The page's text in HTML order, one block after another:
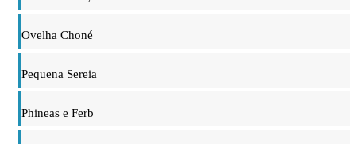
Ovelha Choné
Pequena Sereia
Phineas e Ferb